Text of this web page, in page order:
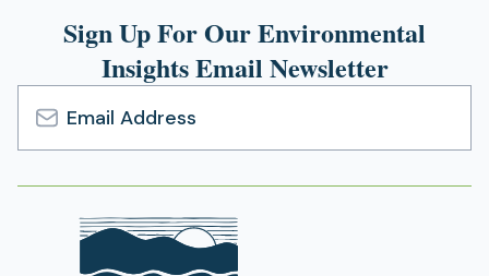
new
Sign Up For Our Environmental
Insights Email Newsletter
Email
Address